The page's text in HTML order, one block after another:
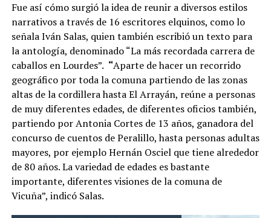
Fue así cómo surgió la idea de reunir a diversos estilos
narrativos a través de 16 escritores elquinos, como lo
señala Iván Salas, quien también escribió un texto para
la antología, denominado “La más recordada carrera de
caballos en Lourdes”. “Aparte de hacer un recorrido
geográfico por toda la comuna partiendo de las zonas
altas de la cordillera hasta El Arrayán, reúne a personas
de muy diferentes edades, de diferentes oficios también,
partiendo por Antonia Cortes de 13 años, ganadora del
concurso de cuentos de Peralillo, hasta personas adultas
mayores, por ejemplo Hernán Osciel que tiene alrededor
de 80 años. La variedad de edades es bastante
importante, diferentes visiones de la comuna de
Vicuña”, indicó Salas.